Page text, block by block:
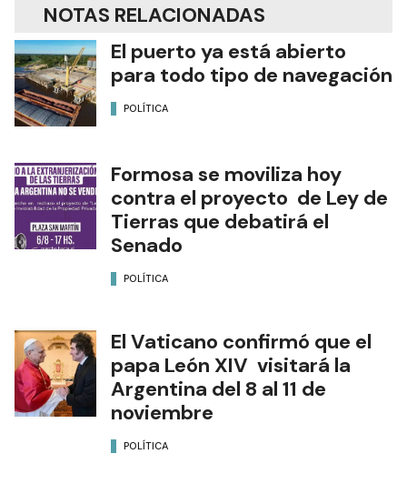
NOTAS RELACIONADAS
El puerto ya está abierto
para todo tipo de navegación
POLÍTICA
Formosa se moviliza hoy
contra el proyecto de Ley de
Tierras que debatirá el
Senado
POLÍTICA
El Vaticano confirmó que el
papa León XIV visitará la
Argentina del 8 al 11 de
noviembre
POLÍTICA